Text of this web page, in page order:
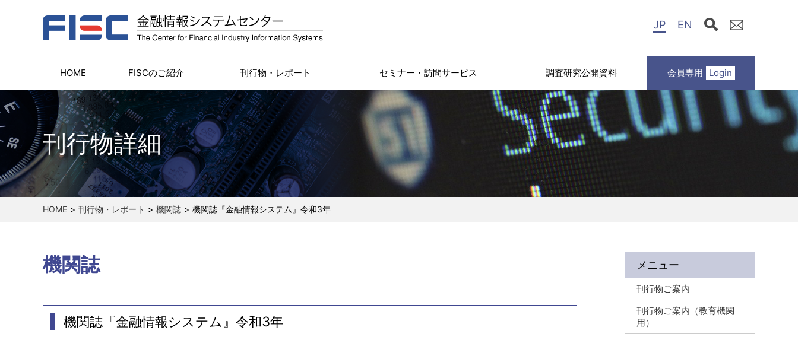
JP EN
HOME FISCのご紹介 刊行物・レポート セミナー・訪問サービス 調査研究公開資料 会員専用 Login
刊行物詳細
HOME 刊行物・レポート 機関誌 機関誌『金融情報システム』令和3年
機関誌
機関誌『金融情報システム』令和3年
メニュー
刊行物ご案内
刊行物ご案内（教育機関
用）